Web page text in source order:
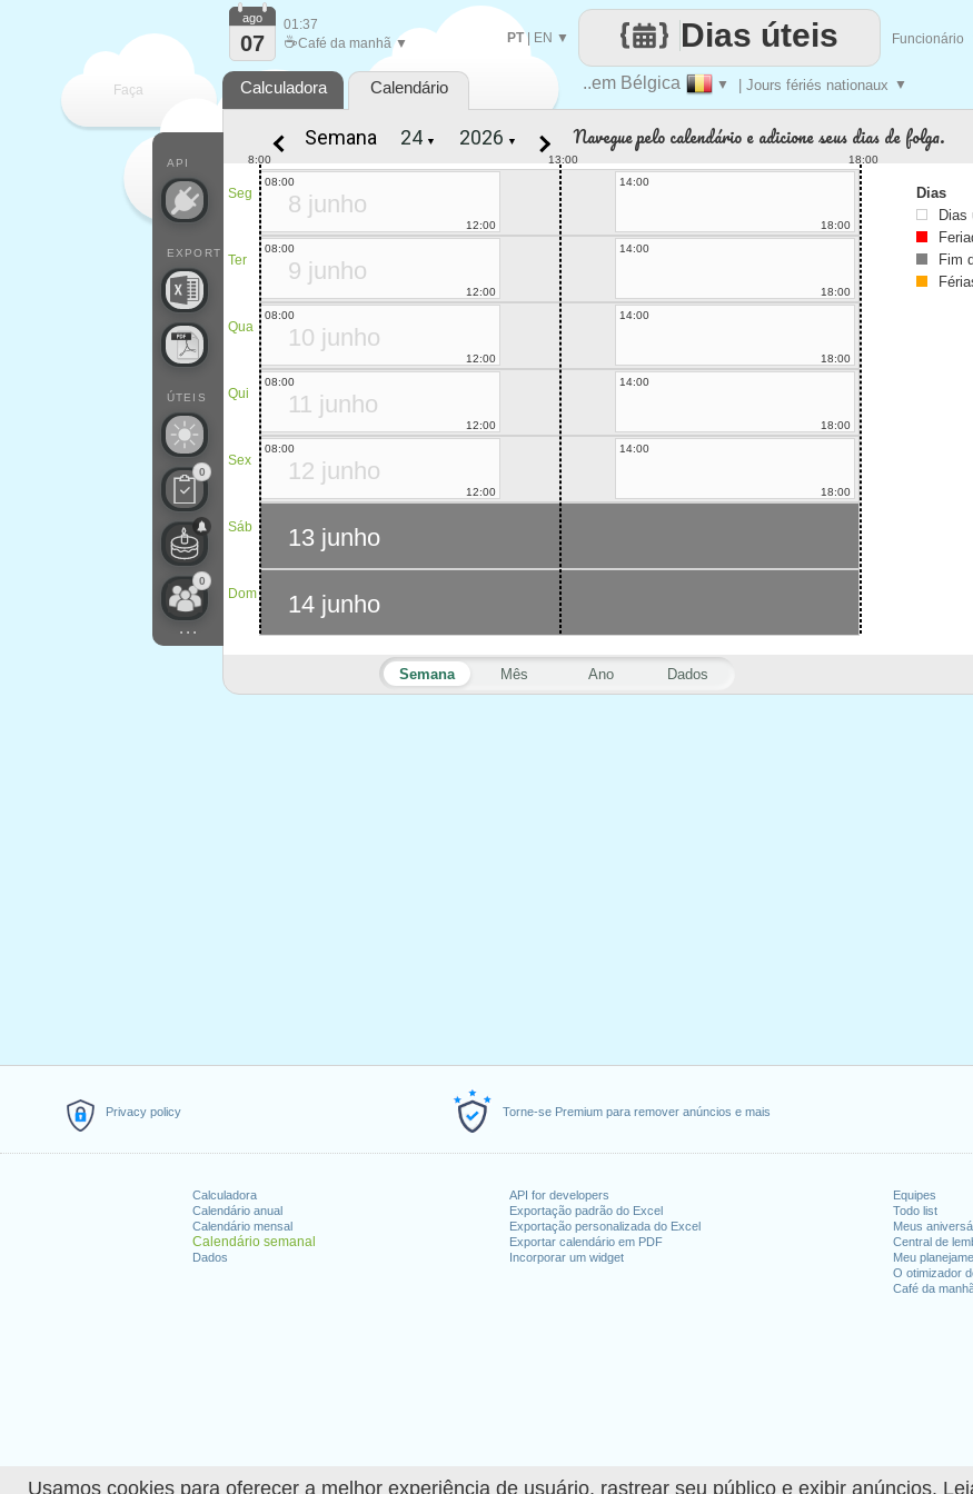
Usamos cookies para oferecer a melhor experiência de usuário, rastrear seu público e exibir anúncios.
Privacy policy Torne-se Premium para remover anúncios e mais
Calculadora
Calendário anual
Calendário mensal
Calendário semanal
Dados
API for developers
Exportação padrão do Excel
Exportação personalizada do Excel
Exportar calendário em PDF
Incorporar um widget
Equipes
Todo list
Meus
Central de
Meu
O otimizador
Café da
Faça
cada
..em Bélgica ▼ | Jours fériés nationaux ▼
Dias úteis
PT| EN ▼ Funcionário
API
EXPORT
ÚTEIS
0
0
...
ago
07
01:37
☕Café da manhã ▼
Calculadora Calendário
Semana Mês Ano Dados
Semana ▼ ▼ Navegue pelo calendário e adicione seus dias de folga.
Seg
Ter
Qua
Qui
Sex
Sáb
Dom
13:00
8:00 18:00
8 junho
08:00
12:00
14:00
18:00
9 junho
08:00
12:00
14:00
18:00
10 junho
08:00
12:00
14:00
18:00
11 junho
08:00
12:00
14:00
18:00
12 junho
08:00
12:00
14:00
18:00
13 junho
14 junho
Dias
Dias
Fim